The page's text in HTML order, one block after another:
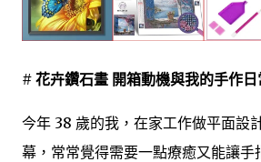
# 花卉鑽石畫 開箱動機與我的手作日
今年 38 歲的我，在家工作做平面設
幕，常常覺得需要一點療癒又能讓手